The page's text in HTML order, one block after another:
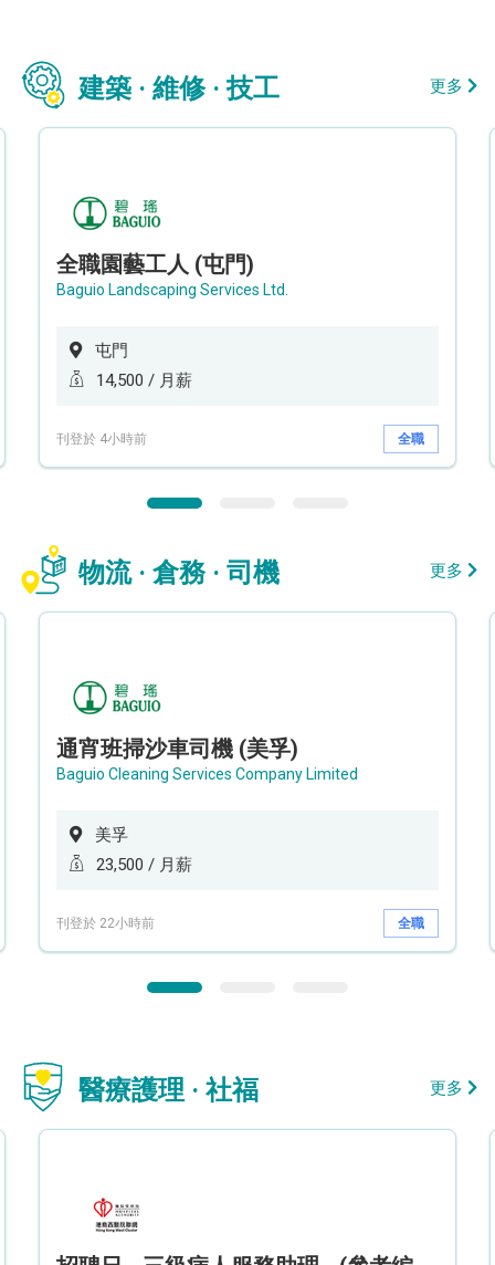
建築 · 維修 · 技工 更多
全職園藝工人 (屯門)
Baguio Landscaping Services Ltd.
屯門
14,500 / 月薪
刊登於 4小時前 全職
物流 · 倉務 · 司機 更多
通宵班掃沙車司機 (美孚)
Baguio Cleaning Services Company Limited
美孚
23,500 / 月薪
刊登於 22小時前 全職
醫療護理 · 社福 更多